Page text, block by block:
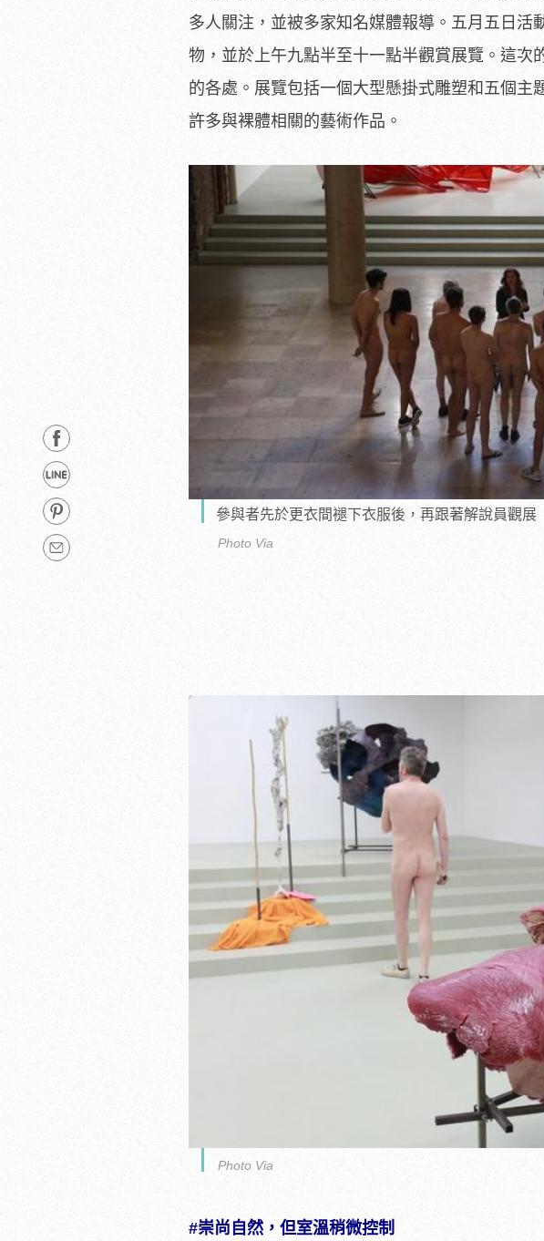
多人關注，並被多家知名媒體報導。五月五日活
物，並於上午九點半至十一點半觀賞展覽。這次
的各處。展覽包括一個大型懸掛式雕塑和五個
許多與裸體相關的藝術作品。
參與者先於更衣間褪下衣服後，再跟著解說員觀展
Photo Via
Photo Via
#崇尚自然，但室溫稍微控制